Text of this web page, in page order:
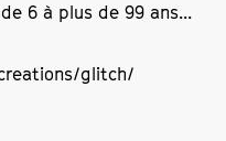
6 à plus de 99 ans...
glitch/